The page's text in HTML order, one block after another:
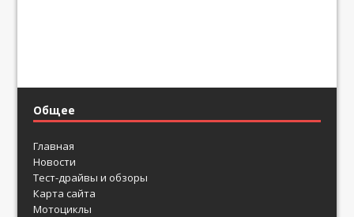
Общее
Главная
Новости
Тест-драйвы и обзоры
Карта сайта
Мотоциклы